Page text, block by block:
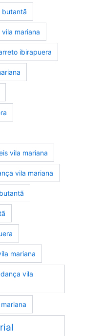
butantã
mariana
ibirapuera
vila mariana
vila mariana
mariana
vila